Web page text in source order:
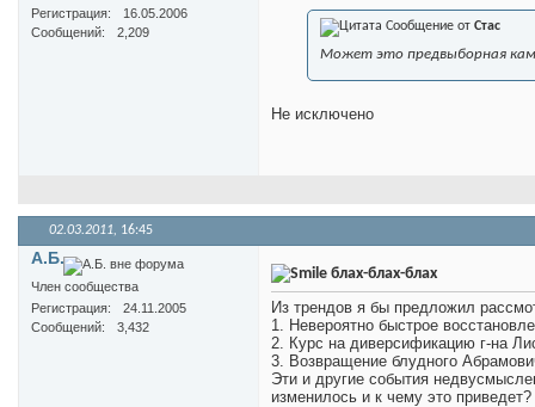
Регистрация
16.05.2006
Сообщений
2,209 Сообщение от Стас
Может это предвыборная
Не исключено
02.03.2011, 16:45
А.Б.
Член сообщества
Регистрация
24.11.2005
Сообщений
3,432
блах-блах-блах
Из трендов я бы предложил
1. Невероятно быстрое
2. Курс на диверсификацию г-на
3. Возвращение блудного
Эти и другие события
изменилось и к чему это приведет?